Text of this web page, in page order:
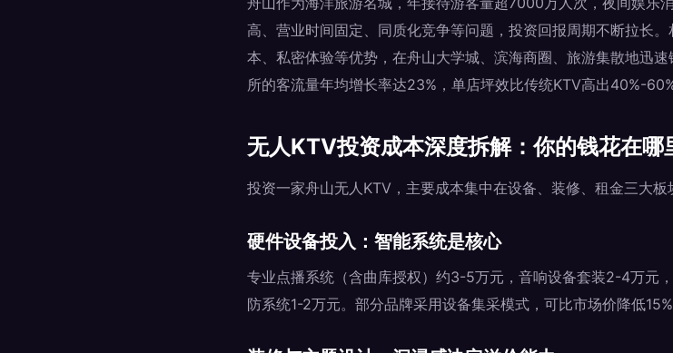
高、营业时间固定、同质化竞争等问题，投资回报周期不断拉长
本、私密体验等优势，在舟山大学城、滨海商圈、旅游集散地迅
所的客流量年均增长率达23%，单店坪效比传统KTV高出40%-60%
无人KTV投资成本深度拆解：你的钱花在哪
投资一家舟山无人KTV，主要成本集中在设备、装修、租金三大
硬件设备投入：智能系统是核心
专业点播系统（含曲库授权）约3-5万元，音响设备套装2-4万元
防系统1-2万元。部分品牌采用设备集采模式，可比市场价降低